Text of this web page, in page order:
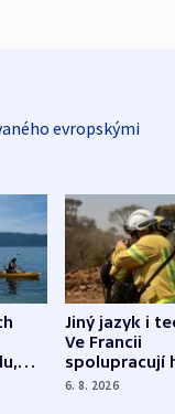
evropskými
Jiný jazyk i
Ve Francii
spolupracují
různých zemí
6. 8. 2026